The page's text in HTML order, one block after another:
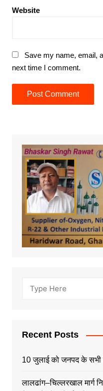
Website
Save my name, email,
next time I comment.
Recent Posts
10 जुलाई को जनपद के सभी
लालढांग–चिल्लरखाल मार्ग